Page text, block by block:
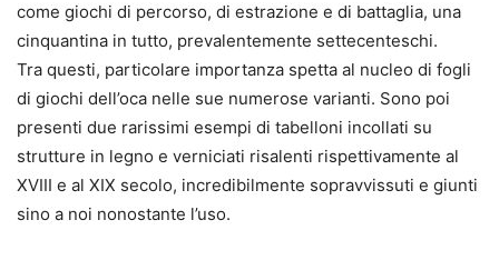
come giochi di percorso, di estrazione e di battaglia, una
cinquantina in tutto, prevalentemente settecenteschi.
Tra questi, particolare importanza spetta al nucleo di fogli
di giochi dell’oca nelle sue numerose varianti. Sono poi
presenti due rarissimi esempi di tabelloni incollati su
strutture in legno e verniciati risalenti rispettivamente al
XVIII e al XIX secolo, incredibilmente sopravvissuti e giunti
sino a noi nonostante l’uso.